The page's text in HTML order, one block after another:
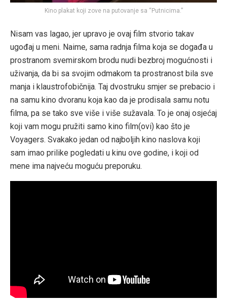
Kino plakat koji zove na putovanje sa “Putnicima.”
Nisam vas lagao, jer upravo je ovaj film stvorio takav
ugođaj u meni. Naime, sama radnja filma koja se događa u
prostranom svemirskom brodu nudi bezbroj mogućnosti i
uživanja, da bi sa svojim odmakom ta prostranost bila sve
manja i klaustrofobičnija. Taj dvostruku smjer se prebacio i
na samu kino dvoranu koja kao da je prodisala samu notu
filma, pa se tako sve više i više sužavala. To je onaj osjećaj
koji vam mogu pružiti samo kino film(ovi) kao što je
Voyagers. Svakako jedan od najboljih kino naslova koji
sam imao prilike pogledati u kinu ove godine, i koji od
mene ima najveću moguću preporuku.